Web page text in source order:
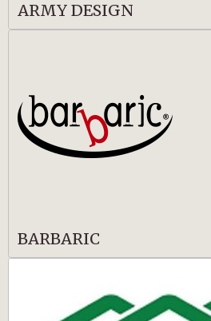
ARMY DESIGN
BARBARIC